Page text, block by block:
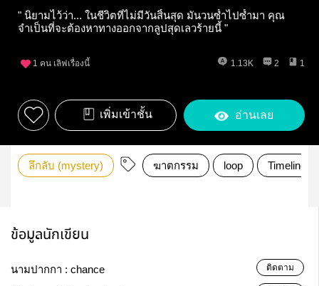
" นิยามไว้ว่า... ในชีวิตที่ไม่มีวันสิ้นสุด มันวนซ้ำไปซ้ำมา คุณ
จำเป็นที่จะต้องหาทางออกจากลูปสุดเลวร้ายนี้ "
1 คน เลิฟเรื่องนี้ 1.13K 2 1
เพิ่มเข้าชั้น อ่านเลย
ลึกลับ (mystery) ฆาตกรรม loop Timeline
ข้อมูลนักเขียน
นามปากกา : chance ติดตาม